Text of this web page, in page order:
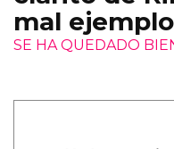
mal ejemplo
SE HA QUEDADO